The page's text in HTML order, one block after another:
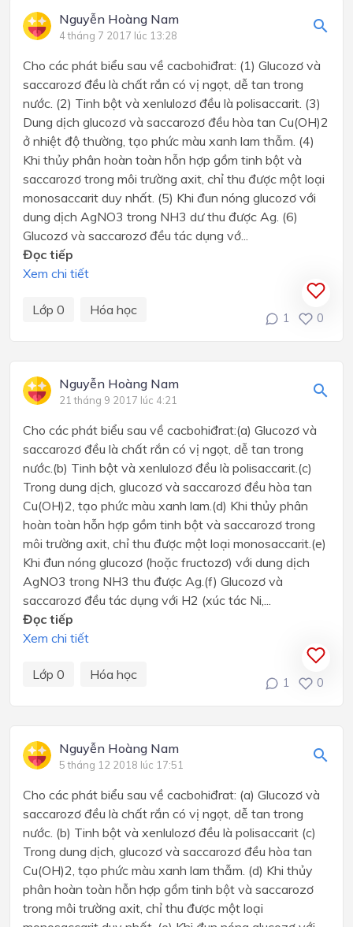
Nguyễn Hoàng Nam
4 tháng 7 2017 lúc 13:28
Cho các phát biểu sau về cacbohiđrat: (1) Glucozơ và
saccarozơ đều là chất rắn có vị ngọt, dễ tan trong
nước. (2) Tinh bột và xenlulozơ đều là polisaccarit. (3)
Dung dịch glucozơ và saccarozơ đều hòa tan Cu(OH)2
ở nhiệt độ thường, tạo phức màu xanh lam thẫm. (4)
Khi thủy phân hoàn toàn hỗn hợp gồm tinh bột và
saccarozơ trong môi trường axit, chỉ thu được một loại
monosaccarit duy nhất. (5) Khi đun nóng glucozơ với
dung dịch AgNO3 trong NH3 dư thu được Ag. (6)
Glucozơ và saccarozơ đều tác dụng vớ...
Đọc tiếp
Xem chi tiết
Lớp 0 Hóa học
1 0
Nguyễn Hoàng Nam
21 tháng 9 2017 lúc 4:21
Cho các phát biểu sau về cacbohiđrat:(a) Glucozơ và
saccarozơ đều là chất rắn có vị ngọt, dễ tan trong
nước.(b) Tinh bột và xenlulozơ đều là polisaccarit.(c)
Trong dung dịch, glucozơ và saccarozơ đều hòa tan
Cu(OH)2, tạo phức màu xanh lam.(d) Khi thủy phân
hoàn toàn hỗn hợp gồm tinh bột và saccarozơ trong
môi trường axit, chỉ thu được một loại monosaccarit.(e)
Khi đun nóng glucozơ (hoặc fructozơ) với dung dịch
AgNO3 trong NH3 thu được Ag.(f) Glucozơ và
saccarozơ đều tác dụng với H2 (xúc tác Ni,...
Đọc tiếp
Xem chi tiết
Lớp 0 Hóa học
1 0
Nguyễn Hoàng Nam
5 tháng 12 2018 lúc 17:51
Cho các phát biểu sau về cacbohiđrat: (a) Glucozơ và
saccarozơ đều là chất rắn có vị ngọt, dễ tan trong
nước. (b) Tinh bột và xenlulozơ đều là polisaccarit (c)
Trong dung dịch, glucozơ và saccarozơ đều hòa tan
Cu(OH)2, tạo phức màu xanh lam thẫm. (d) Khi thủy
phân hoàn toàn hỗn hợp gồm tinh bột và saccarozơ
trong môi trường axit, chỉ thu được một loại